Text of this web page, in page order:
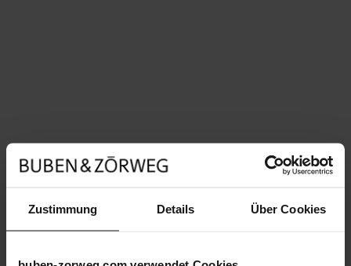
Zustimmung Details Über Cookies